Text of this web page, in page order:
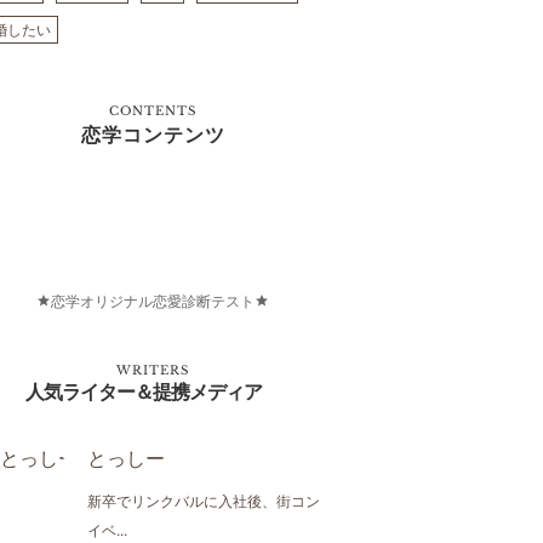
したい
CONTENTS
恋学コンテンツ
恋学オリジナル恋愛診断テスト
WRITERS
人気ライター＆提携メディア
とっしー
新卒でリンクバルに入社後、街コン
イベ...